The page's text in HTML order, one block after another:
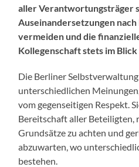
aller Verantwortungsträger
Auseinandersetzungen
vermeiden und die
Kollegenschaft stets im Blick
Die Berliner
unterschiedlichen
vom gegenseitigen Respekt.
Bereitschaft aller Beteiligten,
Grundsätze zu achten und
abzuwarten, wo
bestehen.